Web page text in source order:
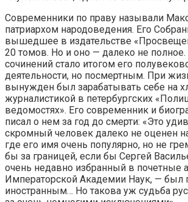
Современники по праву называли
патриархом народоведения. Его
вышедшее в издательстве
20 томов. Но и оно — далеко не полное.
сочинений стало итогом его
деятельности, но посмертным. При
вынужден был зарабатывать себе на
журналистикой в петербургских
ведомостях». Его современник и
писал о нем за год до смерти: «Это
скромный человек далеко не оценен
где его имя очень популярно, но не
бы за границей, если бы Сергей
очень недавно избранный в почетные
Императорской Академии Наук, — был
иностранным… Но такова уж судьба